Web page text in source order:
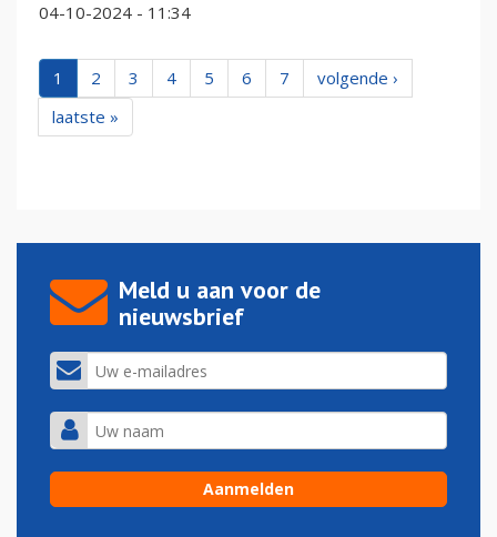
04-10-2024 - 11:34
1 2 3 4 5 6 7
volgende ›
laatste »
Meld u aan voor de
nieuwsbrief